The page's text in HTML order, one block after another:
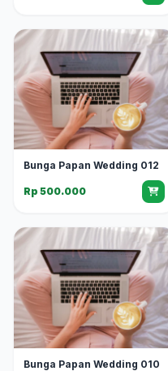
Bunga Papan Wedding 012
Rp 500.000
Bunga Papan Wedding 010